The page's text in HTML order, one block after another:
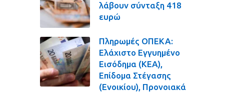
λάβουν σύνταξη 418
ευρώ
Πληρωμές ΟΠΕΚΑ:
Ελάχιστο Εγγυημένο
Εισόδημα (ΚΕΑ),
Επίδομα Στέγασης
(Ενοικίου), Προνοιακά